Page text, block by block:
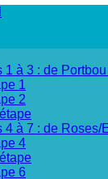
1 à 3 : de
1
2
4 à 7 : de
4
6